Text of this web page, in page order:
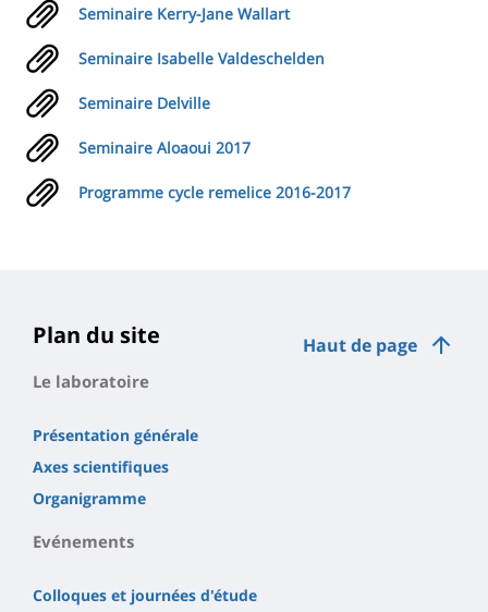
Seminaire Kerry-Jane Wallart
Seminaire Isabelle Valdeschelden
Seminaire Delville
Seminaire Aloaoui 2017
Programme cycle remelice 2016-2017
Haut de page
Plan du site
Le laboratoire
Présentation générale
Axes scientifiques
Organigramme
Evénements
Colloques et journées d'étude